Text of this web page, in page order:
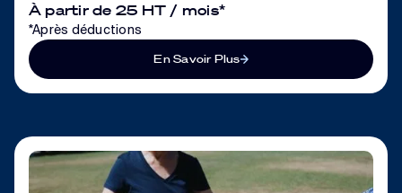
À partir de 25 HT / mois*
*Après déductions
En Savoir Plus